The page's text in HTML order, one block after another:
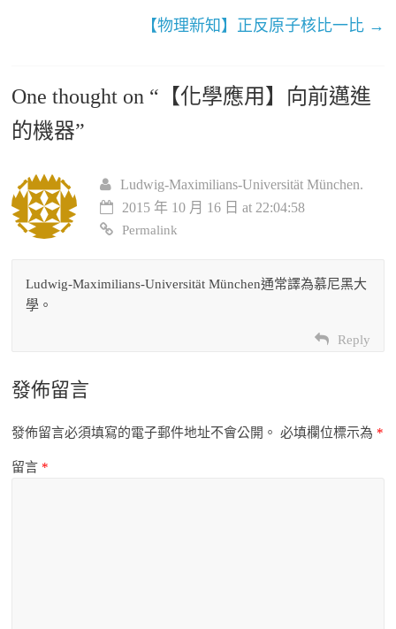
【物理新知】正反原子核比一比 →
One thought on “ 【化學應用】向前邁進
的機器”
Ludwig-Maximilians-Universität München.
2015 年 10 月 16 日 at 22:04:58
Permalink
Ludwig-Maximilians-Universität München通常譯為慕尼黑大
學。
Reply
發佈留言
發佈留言必須填寫的電子郵件地址不會公開。 必填欄位標示為 *
留言 *